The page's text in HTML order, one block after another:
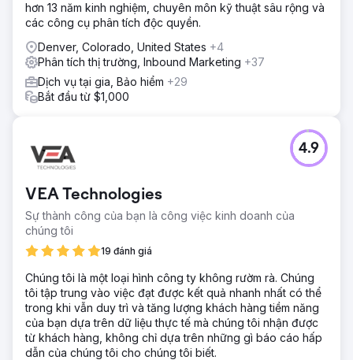
hơn 13 năm kinh nghiệm, chuyên môn kỹ thuật sâu rộng và
các công cụ phân tích độc quyền.
Denver, Colorado, United States +4
Phân tích thị trường, Inbound Marketing +37
Dịch vụ tại gia, Bảo hiểm +29
Bắt đầu từ $1,000
VEA Technologies
Sự thành công của bạn là công việc kinh doanh của
chúng tôi
19 đánh giá
4.9
Chúng tôi là một loại hình công ty không rườm rà. Chúng
tôi tập trung vào việc đạt được kết quả nhanh nhất có thể
trong khi vẫn duy trì và tăng lượng khách hàng tiềm năng
của bạn dựa trên dữ liệu thực tế mà chúng tôi nhận được
từ khách hàng, không chỉ dựa trên những gì báo cáo hấp
dẫn của chúng tôi cho chúng tôi biết.